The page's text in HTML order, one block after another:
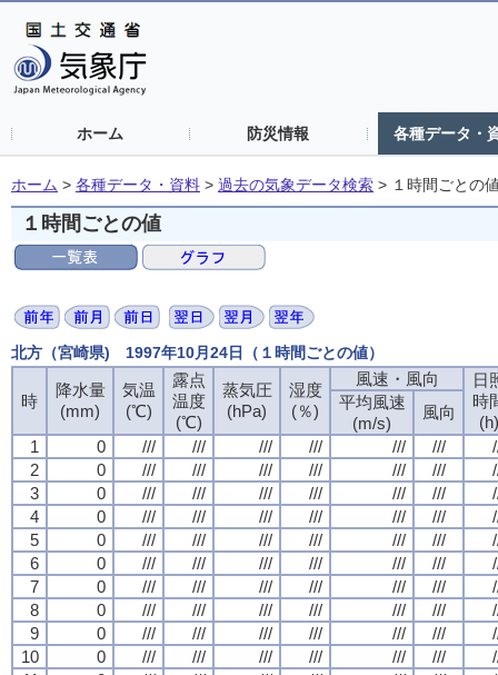
ホーム 防災情報 各種データ・
ホーム > 各種データ・資料 > 過去の気象データ検索 > １時間ごとの
１時間ごとの値
北方（宮崎県) 1997年10月24日（１時間ごとの値）
時
降水量
(mm)
気温
(℃)
露点
温度
(℃)
蒸気圧
(hPa)
湿度
(％)
風速・風向
日
時
(h)
平均風速
(m/s)
風向
1
0 /// /// /// /// /// ///
2
0 /// /// /// /// /// ///
3
0 /// /// /// /// /// ///
4
0 /// /// /// /// /// ///
5
0 /// /// /// /// /// ///
6
0 /// /// /// /// /// ///
7
0 /// /// /// /// /// ///
8
0 /// /// /// /// /// ///
9
0 /// /// /// /// /// ///
10
0 /// /// /// /// /// ///